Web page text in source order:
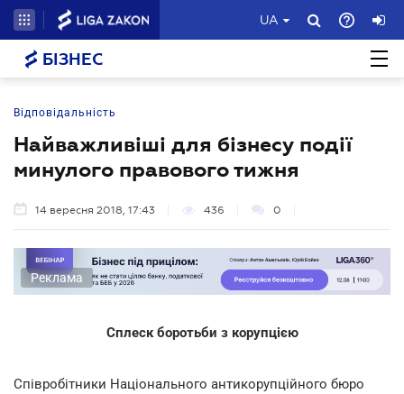
UA
БІЗНЕС
Відповідальність
Найважливіші для бізнесу події
минулого правового тижня
14 вересня 2018, 17:43 436 0
Реклама
Сплеск боротьби з корупцією
Співробітники Національного антикорупційного бюро